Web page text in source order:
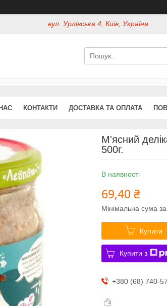
вул. Урлівська 4, Київ, Україна
КОНТАКТИ ДОСТАВКА ТА ОПЛАТА
М'ясний
500г.
В наявності
69,40 ₴
Мінімальна сума
Купити
Купити з
+380 (68) 740-